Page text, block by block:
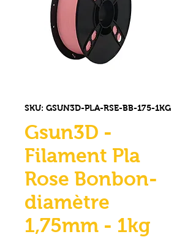
SKU: GSUN3D-PLA-RSE-BB-175-1KG
Gsun3D -
Filament Pla
Rose Bonbon-
diamètre
1,75mm - 1kg